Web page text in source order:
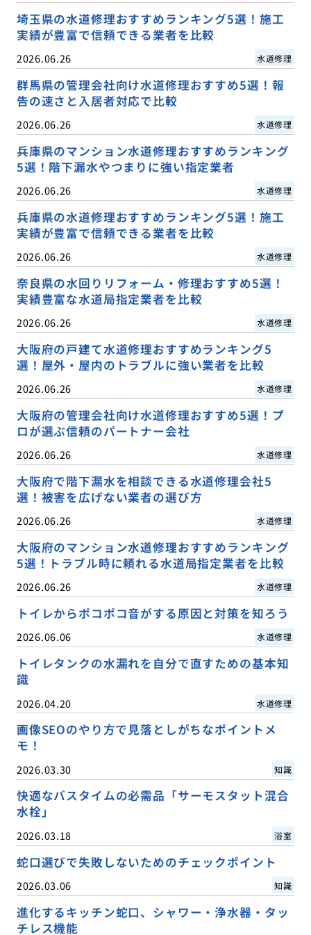
埼玉県の水道修理おすすめランキング5選！施工
実績が豊富で信頼できる業者を比較
2026.06.26 水道修理
群馬県の管理会社向け水道修理おすすめ5選！報
告の速さと入居者対応で比較
2026.06.26 水道修理
兵庫県のマンション水道修理おすすめランキング
5選！階下漏水やつまりに強い指定業者
2026.06.26 水道修理
兵庫県の水道修理おすすめランキング5選！施工
実績が豊富で信頼できる業者を比較
2026.06.26 水道修理
奈良県の水回りリフォーム・修理おすすめ5選！
実績豊富な水道局指定業者を比較
2026.06.26 水道修理
大阪府の戸建て水道修理おすすめランキング5
選！屋外・屋内のトラブルに強い業者を比較
2026.06.26 水道修理
大阪府の管理会社向け水道修理おすすめ5選！プ
ロが選ぶ信頼のパートナー会社
2026.06.26 水道修理
大阪府で階下漏水を相談できる水道修理会社5
選！被害を広げない業者の選び方
2026.06.26 水道修理
大阪府のマンション水道修理おすすめランキング
5選！トラブル時に頼れる水道局指定業者を比較
2026.06.26 水道修理
トイレからポコポコ音がする原因と対策を知ろう
2026.06.06 水道修理
トイレタンクの水漏れを自分で直すための基本知
識
2026.04.20 水道修理
画像SEOのやり方で見落としがちなポイントメ
モ！
2026.03.30 知識
快適なバスタイムの必需品「サーモスタット混合
水栓」
2026.03.18 浴室
蛇口選びで失敗しないためのチェックポイント
2026.03.06 知識
進化するキッチン蛇口、シャワー・浄水器・タッ
チレス機能